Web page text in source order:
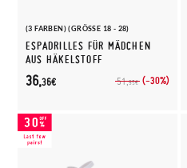
(3 FARBEN) (GRÖSSE 18 - 28)
ESPADRILLES FÜR MÄDCHEN
AUS HÄKELSTOFF
51,95€ (-30%)
36,36€